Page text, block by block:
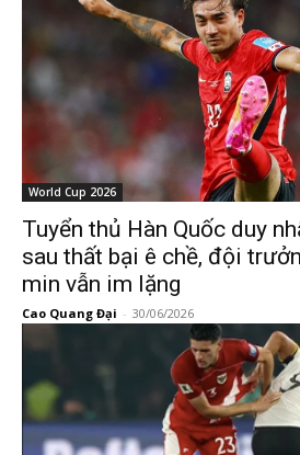
World Cup 2026
Tuyển thủ Hàn Quốc duy
sau thất bại ê chề, đội
min vẫn im lặng
Cao Quang Đại - 30/06/2026